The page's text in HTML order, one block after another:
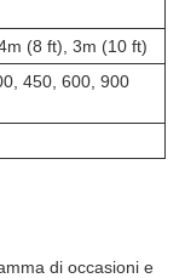
(8 ft), 3m (10 ft)
450, 600, 900
di occasioni e